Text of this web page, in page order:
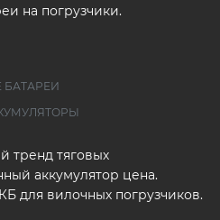
на погрузчики.
БАТАРЕИ
тренд тяговых
аккумулятор цена.
для вилочных погрузчиков.